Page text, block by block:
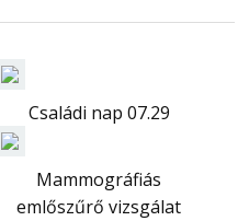
Családi nap 07.29
Mammográfiás
emlőszűrő vizsgálat